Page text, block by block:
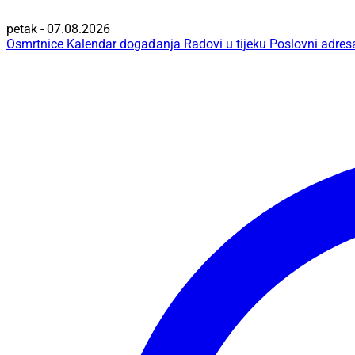
petak - 07.08.2026
Osmrtnice Kalendar događanja Radovi u tijeku Poslovni